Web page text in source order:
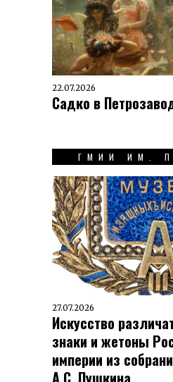
22.07.2026
Садко в
ГМИИ ИМ.
27.07.2026
Искусство
знаки и жетоны
империи из
А.С. Пушкина